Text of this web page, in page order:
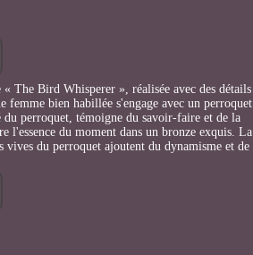
The Bird Whisperer », réalisée avec des détails
femme bien habillée s'engage avec un perroquet
du perroquet, témoigne du savoir-faire et de la
l'essence du moment dans un bronze exquis. La
vives du perroquet ajoutent du dynamisme et de